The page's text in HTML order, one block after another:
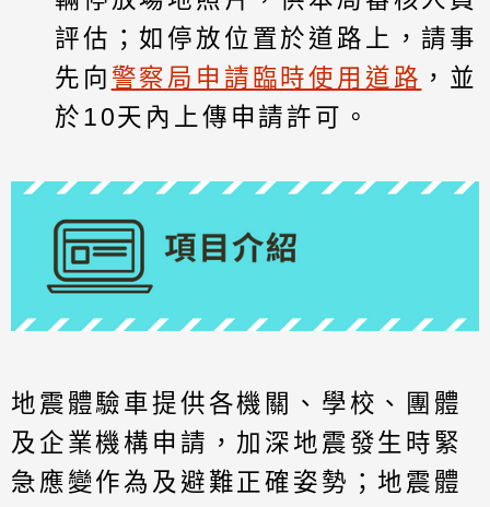
評估；如停放位置於道路上，請事
先向 警察局申請臨時使用道路 ，並
於10天內上傳申請許可。
地震體驗車提供各機關、學校、團體
及企業機構申請，加深地震發生時緊
急應變作為及避難正確姿勢；地震體